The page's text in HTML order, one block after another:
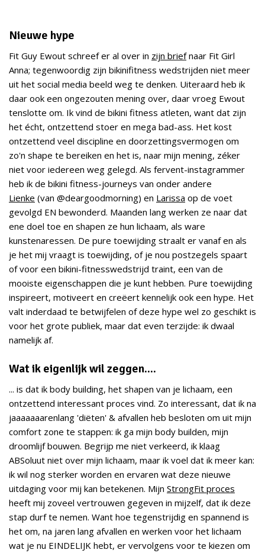
Nieuwe hype
Fit Guy Ewout schreef er al over in zijn briefnaar Fit Girl
Anna; tegenwoordig zijn bikinifitness wedstrijden niet meer
uit het social media beeld weg te denken. Uiteraard heb ik
daar ook een ongezouten mening over, daar vroeg Ewout
tenslotte om. Ik vind de bikini fitness atleten, want dat zijn
het écht, ontzettend stoer en mega bad-ass. Het kost
ontzettend veel discipline en doorzettingsvermogen om
zo'n shape te bereiken en het is, naar mijn mening, zéker
niet voor iedereen weg gelegd. Als fervent-instagrammer
heb ik de bikini fitness-journeys van onder andere
Lienke (van @deargoodmorning) en Larissa op de voet
gevolgd EN bewonderd. Maanden lang werken ze naar dat
ene doel toe en shapen ze hun lichaam, als ware
kunstenaressen. De pure toewijding straalt er vanaf en als
je het mij vraagt is toewijding, of je nou postzegels spaart
of voor een bikini-fitnesswedstrijd traint, een van de
mooiste eigenschappen die je kunt hebben. Pure toewijding
inspireert, motiveert en creëert kennelijk ook een hype. Het
valt inderdaad te betwijfelen of deze hype wel zo geschikt is
voor het grote publiek, maar dat even terzijde: ik dwaal
namelijk af.
Wat ik eigenlijk wil zeggen....
... is dat ik body building, het shapen van je lichaam, een
ontzettend interessant proces vind. Zo interessant, dat ik na
jaaaaaaarenlang 'diëten' & afvallen heb besloten om uit mijn
comfort zone te stappen: ik ga mijn body builden, mijn
droomlijf bouwen. Begrijp me niet verkeerd, ik klaag
ABSoluut niet over mijn lichaam, maar ik voel dat ik meer kan:
ik wil nog sterker worden en ervaren wat deze nieuwe
uitdaging voor mij kan betekenen. Mijn StrongFit proces
heeft mij zoveel vertrouwen gegeven in mijzelf, dat ik deze
stap durf te nemen. Want hoe tegenstrijdig en spannend is
het om, na jaren lang afvallen en werken voor het lichaam
wat je nu EINDELIJK hebt, er vervolgens voor te kiezen om